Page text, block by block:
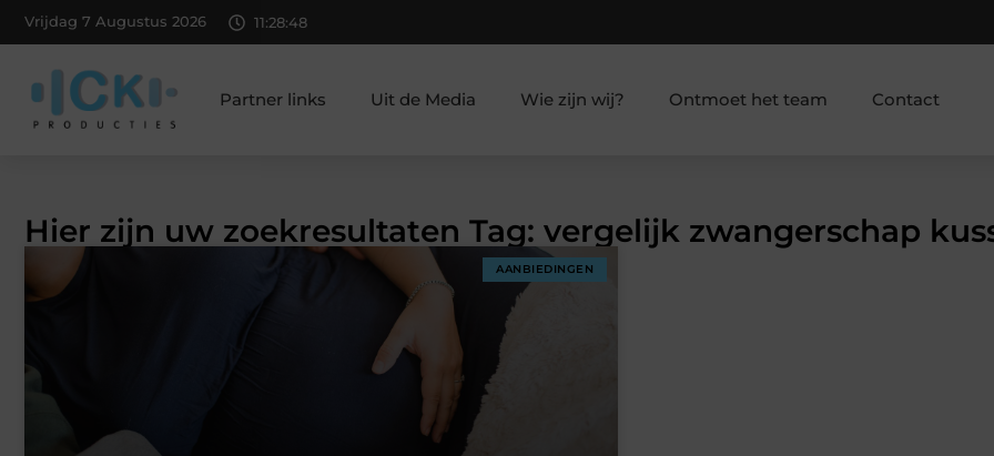
Vrijdag 7 Augustus 2026 11:28:48
Partner links Uit de Media Wie zijn wij? Ontmoet het team Contact
Hier zijn uw zoekresultaten Tag: vergelijk zwangerschap
AANBIEDINGEN